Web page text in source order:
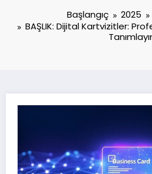
Başlangıç 2025
BAŞLIK: Dijital Kartvizitler: